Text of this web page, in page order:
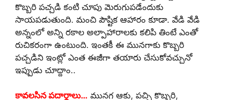
కొబ్బరి పచ్చడి కంటి చూపు మెరుగుపడేందుకు
సాయపడుతుంది. మంచి పౌష్టిక ఆహారం కూడా. వేడి వేడి
అన్నంలో అన్ని రకాల అల్పాహారాలకు కలిపి తింటే ఎంతో
రుచికరంగా ఉంటుంది. ఇంతకీ ఈ మునగాకు కొబ్బరి
పచ్చడిని ఇంట్లో ఎంత ఈజీగా తయారు చేసుకోవచ్చునో
ఇప్పుడు చూద్దాం..
కావలసిన పదార్థాలు… మునగ ఆకు, పచ్చి కొబ్బరి,